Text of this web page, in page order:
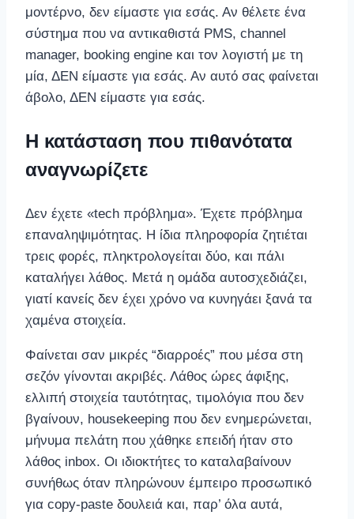
μοντέρνο, δεν είμαστε για εσάς. Αν θέλετε ένα
σύστημα που να αντικαθιστά PMS, channel
manager, booking engine και τον λογιστή με τη
μία, ΔΕΝ είμαστε για εσάς. Αν αυτό σας φαίνεται
άβολο, ΔΕΝ είμαστε για εσάς.
Η κατάσταση που πιθανότατα
αναγνωρίζετε
Δεν έχετε «tech πρόβλημα». Έχετε πρόβλημα
επαναληψιμότητας. Η ίδια πληροφορία ζητιέται
τρεις φορές, πληκτρολογείται δύο, και πάλι
καταλήγει λάθος. Μετά η ομάδα αυτοσχεδιάζει,
γιατί κανείς δεν έχει χρόνο να κυνηγάει ξανά τα
χαμένα στοιχεία.
Φαίνεται σαν μικρές “διαρροές” που μέσα στη
σεζόν γίνονται ακριβές. Λάθος ώρες άφιξης,
ελλιπή στοιχεία ταυτότητας, τιμολόγια που δεν
βγαίνουν, housekeeping που δεν ενημερώνεται,
μήνυμα πελάτη που χάθηκε επειδή ήταν στο
λάθος inbox. Οι ιδιοκτήτες το καταλαβαίνουν
συνήθως όταν πληρώνουν έμπειρο προσωπικό
για copy-paste δουλειά και, παρ’ όλα αυτά,